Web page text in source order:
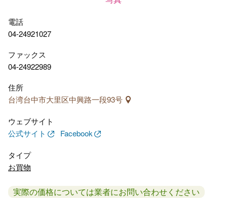
電話
04-24921027
ファックス
04-24922989
住所
台湾台中市大里区中興路一段93号
ウェブサイト
公式サイト
Facebook
タイプ
お買物
実際の価格については業者にお問い合わせください